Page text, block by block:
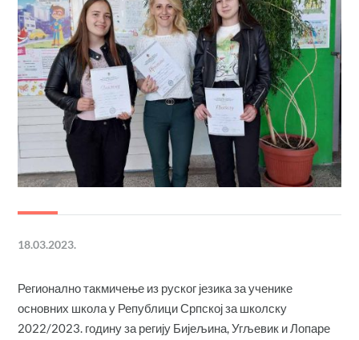
18.03.2023.
Регионално такмичење из руског језика за ученике
основних школа у Републици Српској за школску
2022/2023. годину за регију Бијељина, Угљевик и Лопаре